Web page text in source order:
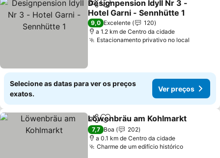
PartilharAdicionar aos favoritos
Designpension Idyll Nr 3 -
Hotel Garni - Sennhütte 1
9,0 Excelente
120
a 1.2 km de Centro da cidade
Estacionamento privativo no local
Selecione as datas para ver os preços
exatos.
Ver preços
PartilharAdicionar aos favoritos
Löwenbräu am Kohlmarkt
7,7 Boa
202
a 0.1 km de Centro da cidade
Charme de um edifício histórico